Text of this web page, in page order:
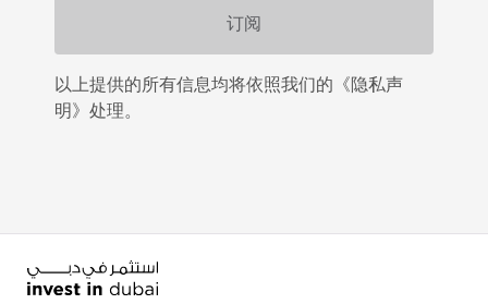
以上提供的所有信息均将依照我们的《隐私声
明》处理。